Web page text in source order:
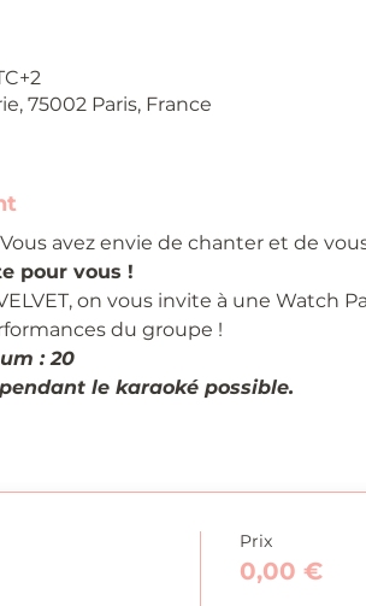
75002 Paris, France
Vous avez envie de chanter et de
pour vous !
on vous invite à une Watch
du groupe !
: 20
le karaoké possible.
Prix
0,00 €